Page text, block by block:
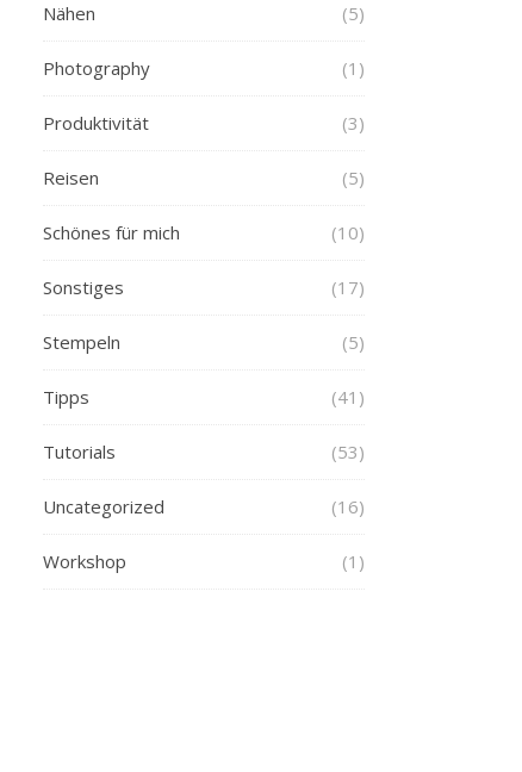
Nähen (5)
Photography (1)
Produktivität (3)
Reisen (5)
Schönes für mich (10)
Sonstiges (17)
Stempeln (5)
Tipps (41)
Tutorials (53)
Uncategorized (16)
Workshop (1)